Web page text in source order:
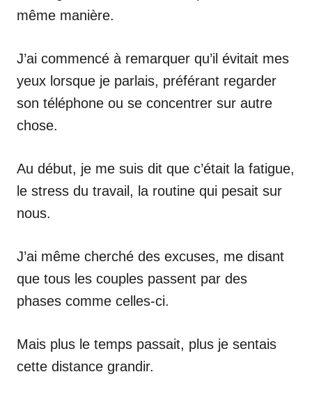
même manière.
J’ai commencé à remarquer qu’il évitait mes
yeux lorsque je parlais, préférant regarder
son téléphone ou se concentrer sur autre
chose.
Au début, je me suis dit que c’était la fatigue,
le stress du travail, la routine qui pesait sur
nous.
J’ai même cherché des excuses, me disant
que tous les couples passent par des
phases comme celles-ci.
Mais plus le temps passait, plus je sentais
cette distance grandir.